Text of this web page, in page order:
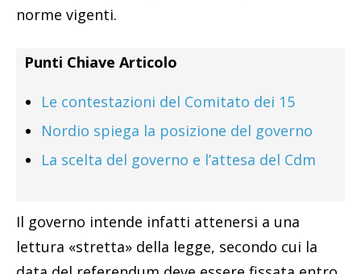
norme vigenti.
Punti Chiave Articolo
Le contestazioni del Comitato dei 15
Nordio spiega la posizione del governo
La scelta del governo e l’attesa del Cdm
Il governo intende infatti attenersi a una
lettura «stretta» della legge, secondo cui la